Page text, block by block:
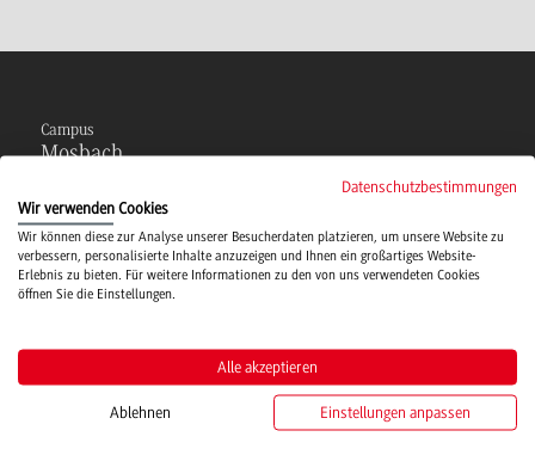
Campus
Mosbach
IT Service
Hochschulsport
Datenschutzbestimmungen
Wir verwenden Cookies
Wir können diese zur Analyse unserer Besucherdaten platzieren, um unsere Website zu
verbessern, personalisierte Inhalte anzuzeigen und Ihnen ein großartiges Website-
Erlebnis zu bieten. Für weitere Informationen zu den von uns verwendeten Cookies
öffnen Sie die Einstellungen.
Alle akzeptieren
Ablehnen Einstellungen anpassen